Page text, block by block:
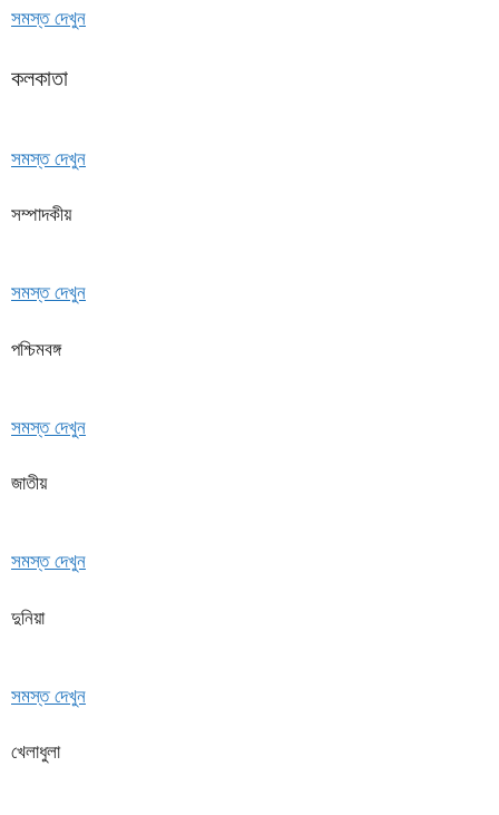
সমস্ত দেখুন
কলকাতা
সমস্ত দেখুন
সম্পাদকীয়
সমস্ত দেখুন
পশ্চিমবঙ্গ
সমস্ত দেখুন
জাতীয়
সমস্ত দেখুন
দুনিয়া
সমস্ত দেখুন
খেলাধুলা